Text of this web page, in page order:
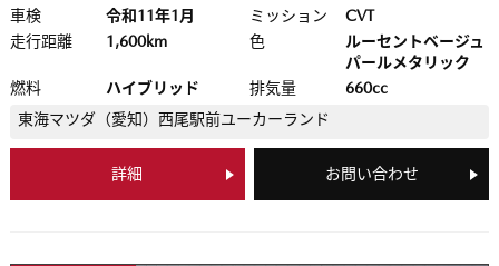
車検 令和11年1月 ミッション
CVT
走行距離
1,600km 色
ルーセントベージュ
パールメタリック
燃料
ハイブリッド 排気量
660cc
東海マツダ（愛知） 西尾駅前ユーカーランド
詳細 お問い合わせ